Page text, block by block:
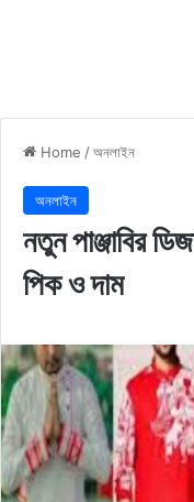
Home /অনলাইন
অনলাইন
নতুন পাঞ্জাবির
পিক ও দাম